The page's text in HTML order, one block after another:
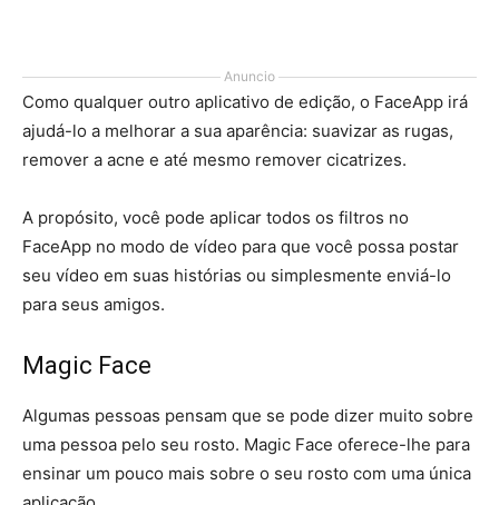
Anuncio
Como qualquer outro aplicativo de edição, o FaceApp irá
ajudá-lo a melhorar a sua aparência: suavizar as rugas,
remover a acne e até mesmo remover cicatrizes.
A propósito, você pode aplicar todos os filtros no
FaceApp no modo de vídeo para que você possa postar
seu vídeo em suas histórias ou simplesmente enviá-lo
para seus amigos.
Magic Face
Algumas pessoas pensam que se pode dizer muito sobre
uma pessoa pelo seu rosto. Magic Face oferece-lhe para
ensinar um pouco mais sobre o seu rosto com uma única